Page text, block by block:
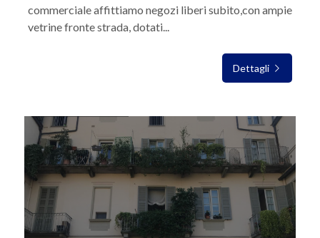
commerciale affittiamo negozi liberi subito,con ampie
vetrine fronte strada, dotati...
Dettagli